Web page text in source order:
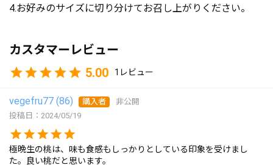
4.お好みのサイズに切り分けてお召し上がりください。
カスタマーレビュー
5.00
1
vegefru77 86 購入者
非公開
投稿日
2024/05/19
極晩生の桃は、味も食感もしっかりとしている印象を受けまし
た。良い桃だと思います。